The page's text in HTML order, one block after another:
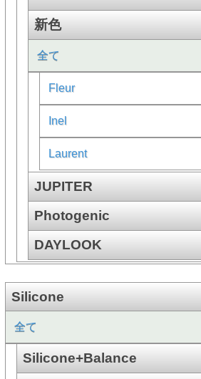
新色
全て
Fleur
Inel
Laurent
JUPITER
Photogenic
DAYLOOK
Silicone
全て
Silicone+Balance